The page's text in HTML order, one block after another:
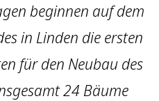
beginnen auf dem
in Linden die ersten
für den Neubau des
24 Bäume